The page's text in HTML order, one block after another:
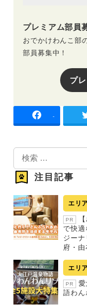
プレミアム部員
おでかけわんこ部
部員募集中！
プ
-
索
注目記事
エリ
PR
で快
ジー
府・由
エリ
PR
語わん